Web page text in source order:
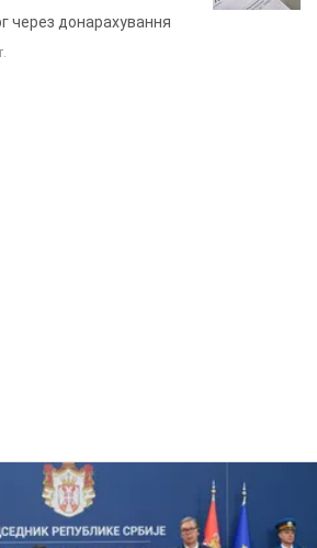
через донарахування